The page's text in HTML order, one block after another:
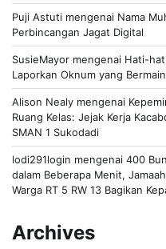
Puji Astuti mengenai Nama
Perbincangan Jagat Digital
SusieMayor mengenai Hati-
Laporkan Oknum yang
Alison Nealy mengenai
Ruang Kelas: Jejak Kerja
SMAN 1 Sukodadi
lodi291login mengenai 400
dalam Beberapa Menit,
Warga RT 5 RW 13 Bagikan
Archives